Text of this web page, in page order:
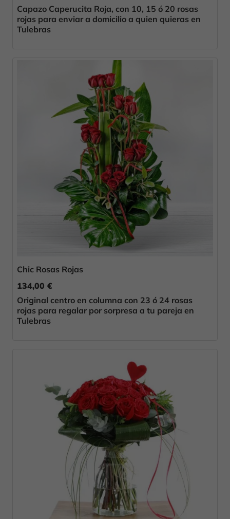
Capazo Caperucita Roja, con 10, 15 ó 20 rosas
rojas para enviar a domicilio a quien quieras en
Tulebras
Chic Rosas Rojas
134,00 €
Original centro en columna con 23 ó 24 rosas
rojas para regalar por sorpresa a tu pareja en
Tulebras